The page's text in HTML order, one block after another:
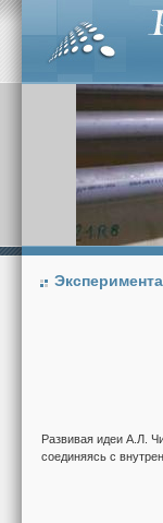
Развивая идеи А.Л.
соединяясь с